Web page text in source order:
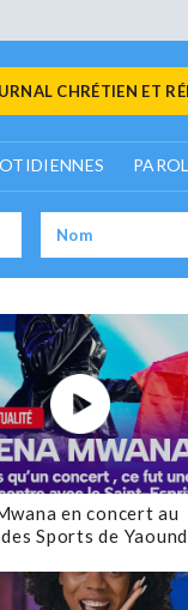
CHRÉTIEN ET
en concert au
Sports de